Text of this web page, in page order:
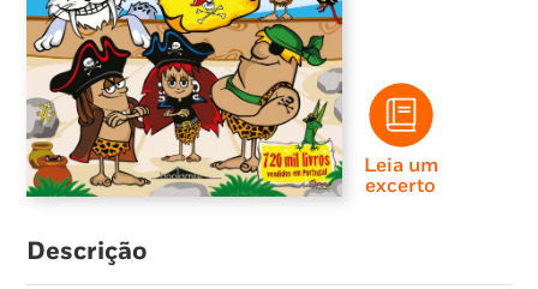
Leia um
excerto
Descrição